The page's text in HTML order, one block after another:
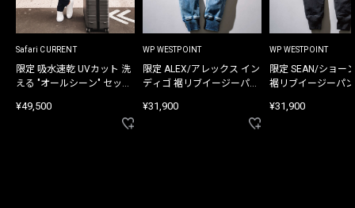
Safari CURRENT
限定 吸水速乾 UVカット 洗
える "オールシーン" セット
¥49,500
WP WESTPOINT
限定 ALEX/アレックス イン
ディゴ 裾リブイージーパン
¥31,900
WP WESTPOINT
限定 SEAN/ショー
裾リブイージーパ
¥31,900